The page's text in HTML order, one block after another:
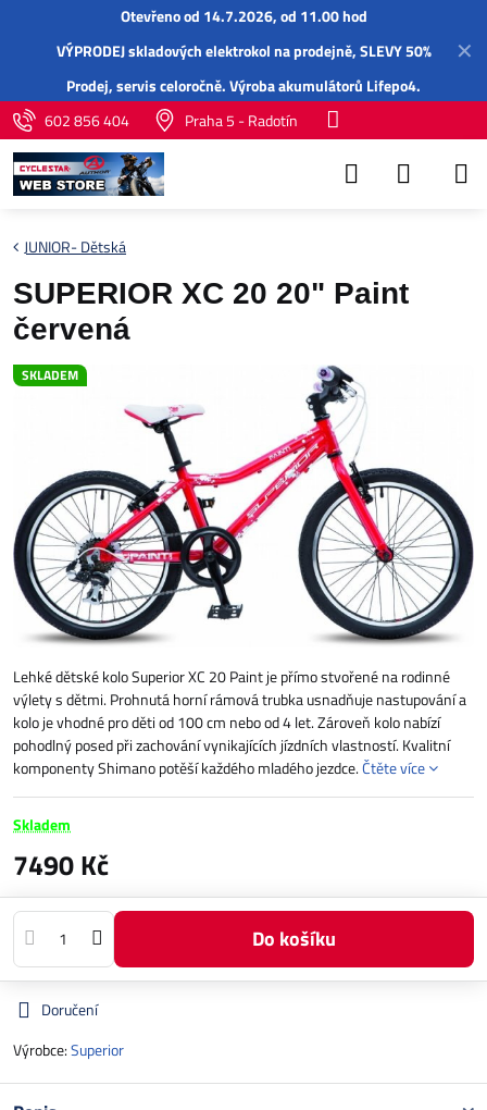
✕
Otevřeno od 14.7.2026, od 11.00 hod
VÝPRODEJ skladových elektrokol na prodejně, SLEVY 50%
Prodej,servisceloročně.Výroba akumulátorů Lifepo4.
602 856 404
Praha 5 - Radotín
SKLADEM
JUNIOR- Dětská
SUPERIOR XC 20 20" Paint
červená
Lehké dětské kolo Superior XC 20 Paint je přímo stvořené na rodinné
výlety s dětmi. Prohnutá horní rámová trubka usnadňuje nastupování a
kolo je vhodné pro děti od 100 cm nebo od 4 let. Zároveň kolo nabízí
pohodlný posed při zachování vynikajících jízdních vlastností. Kvalitní
komponenty Shimano potěší každého mladého jezdce.Čtěte více
Skladem
7490 Kč
Do košíku
Doručení
Výrobce:Superior